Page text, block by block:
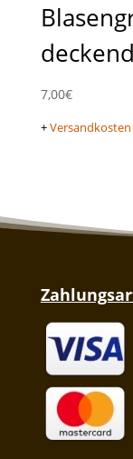
7,00€
+Versandkosten